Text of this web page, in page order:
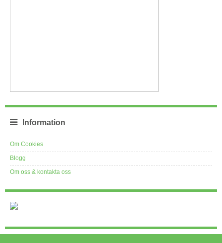
Information
Om Cookies
Blogg
Om oss & kontakta oss